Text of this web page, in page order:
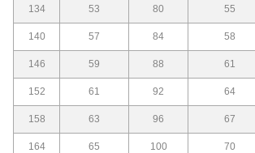
134 53 80 55
140 57 84 58
146 59 88 61
152 61 92 64
158 63 96 67
164 65 100 70